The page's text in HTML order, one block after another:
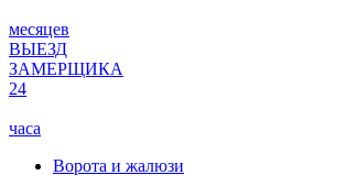
месяцев
ВЫЕЗД
ЗАМЕРЩИКА
24
часа
Ворота и жалюзи